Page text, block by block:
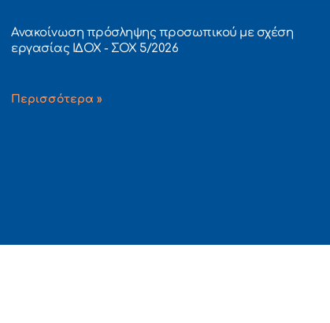
Ανακοίνωση πρόσληψης προσωπικού με σχέση
εργασίας ΙΔΟΧ - ΣΟΧ 5/2026
Περισσότερα »